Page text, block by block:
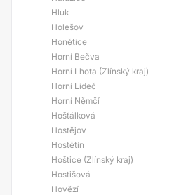
Hluk
Holešov
Honětice
Horní Bečva
Horní Lhota (Zlínský kraj)
Horní Lideč
Horní Němčí
Hošťálková
Hostějov
Hostětín
Hoštice (Zlínský kraj)
Hostišová
Hovězí